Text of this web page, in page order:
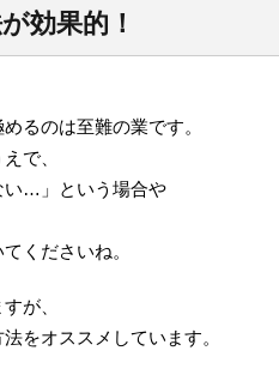
効果的！
るのは至難の業です。
で、
い…」という場合や
くださいね。
が、
法をオススメしています。